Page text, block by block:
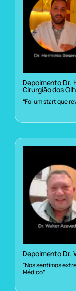
Depoimento Dr.
Cirurgião dos
“Foi um start que
Depoimento Dr.
“Nos sentimos
Médico”